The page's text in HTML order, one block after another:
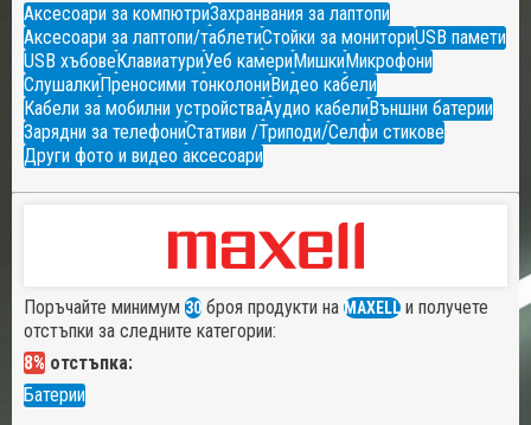
Аксесоари за компютриЗахранвания за лаптопи
Аксесоари за лаптопи/таблетиСтойки за мониториUSB памети
USB хъбовеКлавиатуриУеб камериМишкиМикрофони
СлушалкиПреносими тонколониВидео кабели
Кабели за мобилни устройстваАудио кабелиВъншни батерии
Зарядни за телефониСтативи /Триподи/Селфи стикове
Други фото и видео аксесоари
Поръчайте минимум 30 броя продукти на MAXELL и получете
отстъпки за следните категории:
8% отстъпка:
Батерии